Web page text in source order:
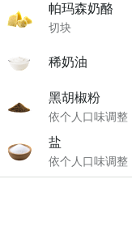
帕玛森奶酪
切块
稀奶油
黑胡椒粉
依个人口味调整
盐
依个人口味调整